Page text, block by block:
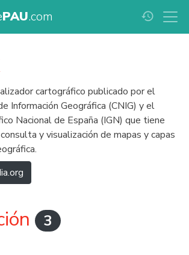
PAU.com history
cartográfico publicado por el
Información Geográfica (CNIG) y el
Nacional de España (IGN) que tiene
y visualización de mapas y capas
3